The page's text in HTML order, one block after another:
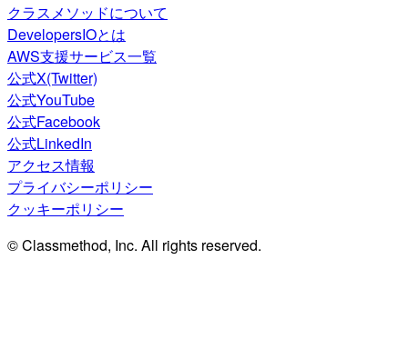
クラスメソッドについて
DevelopersIOとは
AWS支援サービス一覧
公式X(Twitter)
公式YouTube
公式Facebook
公式LinkedIn
アクセス情報
プライバシーポリシー
クッキーポリシー
© Classmethod, Inc. All rights reserved.